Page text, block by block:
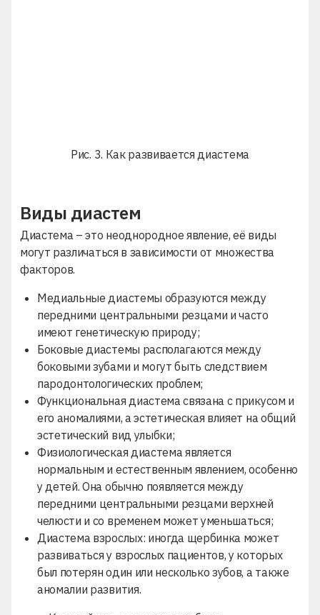
Рис. 3. Как развивается диастема
Виды диастем
Диастема – это неоднородное явление, её виды
могут различаться в зависимости от множества
факторов.
Медиальные диастемы образуются между
передними центральными резцами и часто
имеют генетическую природу;
Боковые диастемы располагаются между
боковыми зубами и могут быть следствием
пародонтологических проблем;
Функциональная диастема связана с прикусом и
его аномалиями, а эстетическая влияет на общий
эстетический вид улыбки;
Физиологическая диастема является
нормальным и естественным явлением, особенно
у детей. Она обычно появляется между
передними центральными резцами верхней
челюсти и со временем может уменьшаться;
Диастема взрослых: иногда щербинка может
развиваться у взрослых пациентов, у которых
был потерян один или несколько зубов, а также
аномалии развития.